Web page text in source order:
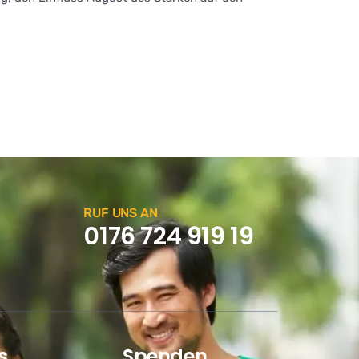
RUF UNS AN
0176 724 919 19